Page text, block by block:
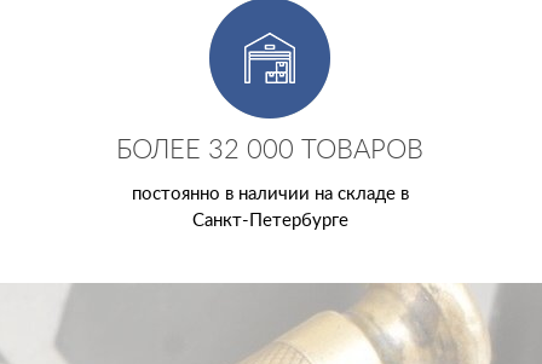
БОЛЕЕ 32 000 ТОВАРОВ
постоянно в наличии на складе в
Санкт-Петербурге